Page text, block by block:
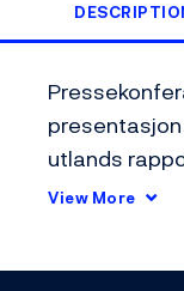
utlands
august 2015
View More